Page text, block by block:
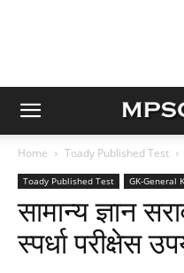
Home Toady Published Test
Toady Published Test GK-General
सामान्य ज्ञान
स्पर्धा परीक्षेस